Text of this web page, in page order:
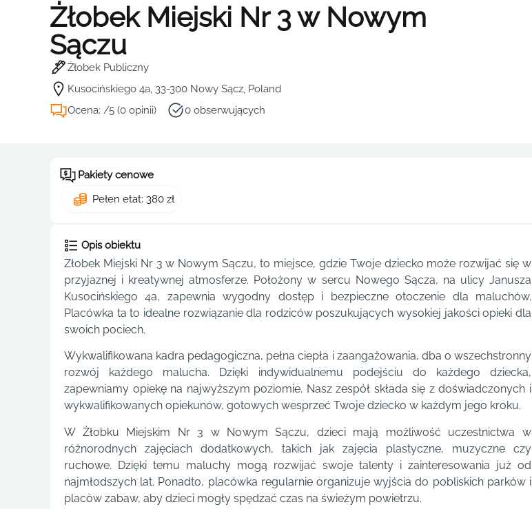
Żłobek Miejski Nr 3 w Nowym
Sączu
Żłobek Publiczny
Kusocińskiego 4a, 33-300 Nowy Sącz, Poland
Ocena: /5 (0 opinii)
0 obserwujących
Pakiety cenowe
Pełen etat: 380 zł
Opis obiektu
Złobek Miejski Nr 3 w Nowym Sączu, to miejsce, gdzie Twoje dziecko może rozwijać się w
przyjaznej i kreatywnej atmosferze. Położony w sercu Nowego Sącza, na ulicy Janusza
Kusocińskiego 4a, zapewnia wygodny dostęp i bezpieczne otoczenie dla maluchów.
Placówka ta to idealne rozwiązanie dla rodziców poszukujących wysokiej jakości opieki dla
swoich pociech.
Wykwalifikowana kadra pedagogiczna, pełna ciepła i zaangażowania, dba o wszechstronny
rozwój każdego malucha. Dzięki indywidualnemu podejściu do każdego dziecka,
zapewniamy opiekę na najwyższym poziomie. Nasz zespół składa się z doświadczonych i
wykwalifikowanych opiekunów, gotowych wesprzeć Twoje dziecko w każdym jego kroku.
W Żłobku Miejskim Nr 3 w Nowym Sączu, dzieci mają możliwość uczestnictwa w
różnorodnych zajęciach dodatkowych, takich jak zajęcia plastyczne, muzyczne czy
ruchowe. Dzięki temu maluchy mogą rozwijać swoje talenty i zainteresowania już od
najmłodszych lat. Ponadto, placówka regularnie organizuje wyjścia do pobliskich parków i
placów zabaw, aby dzieci mogły spędzać czas na świeżym powietrzu.